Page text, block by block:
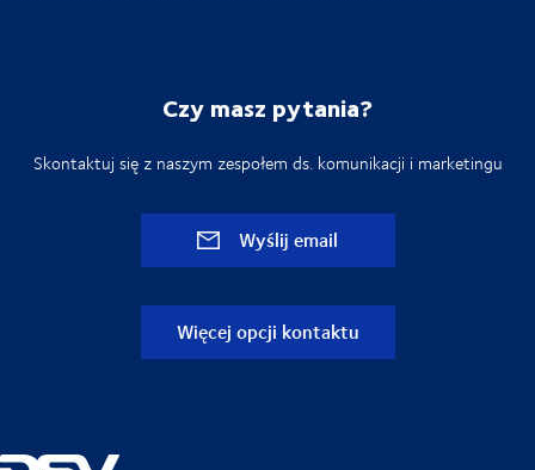
Czy masz pytania?
Skontaktuj się z naszym zespołem ds. komunikacji i marketingu
Wyślij email
Więcej opcji kontaktu